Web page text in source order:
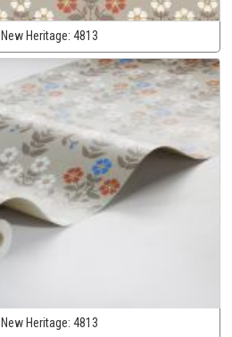
New Heritage: 4813
New Heritage: 4813